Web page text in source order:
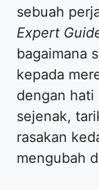
sebuah
Expert
bagaimana
kepada
dengan
sejenak,
rasakan
mengubah